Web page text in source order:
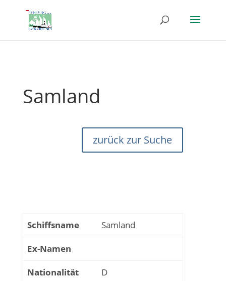
Samland
zurück zur Suche
Schiffsname Samland
Ex-Namen
Nationalität D